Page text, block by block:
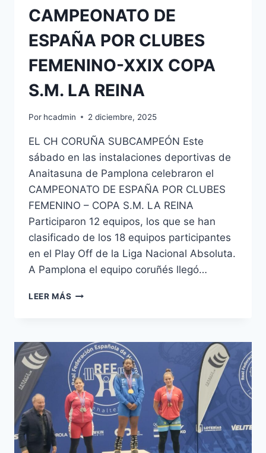
CAMPEONATO DE
ESPAÑA POR CLUBES
FEMENINO-XXIX COPA
S.M. LA REINA
Por hcadmin 2 diciembre, 2025
EL CH CORUÑA SUBCAMPEÓN Este
sábado en las instalaciones deportivas de
Anaitasuna de Pamplona celebraron el
CAMPEONATO DE ESPAÑA POR CLUBES
FEMENINO – COPA S.M. LA REINA
Participaron 12 equipos, los que se han
clasificado de los 18 equipos participantes
en el Play Off de la Liga Nacional Absoluta.
A Pamplona el equipo coruñés llegó…
LEER MÁS CAMPEONATO
CLUBES
FEMENINO-
XXIX
COPA
S.M.
LA
REINA